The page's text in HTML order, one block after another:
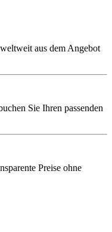
aus dem Angebot
Sie Ihren passenden
Preise ohne